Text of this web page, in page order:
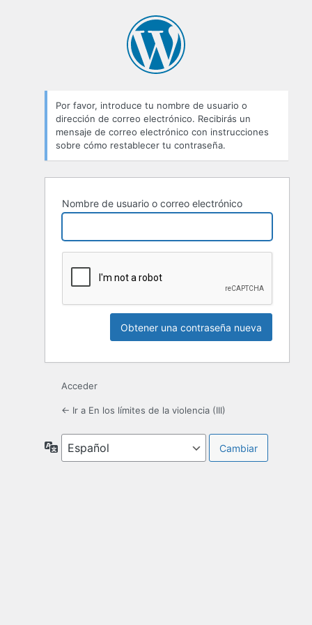
Por favor, introduce tu nombre de usuario o
dirección de correo electrónico. Recibirás un
mensaje de correo electrónico con instrucciones
sobre cómo restablecer tu contraseña.
Nombre de usuario o correo electrónico
Acceder
← Ir a En los límites de la violencia (III)
Idioma